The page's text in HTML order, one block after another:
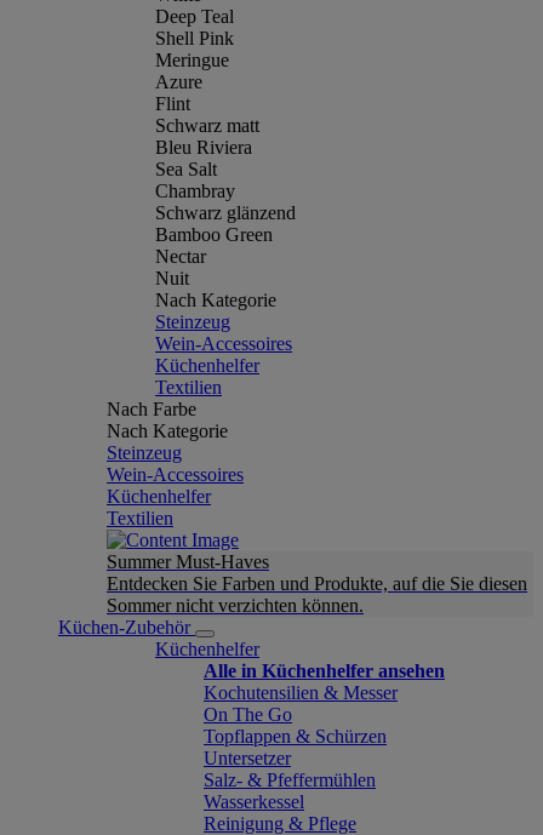
Deep Teal
Shell Pink
Meringue
Azure
Flint
Schwarz matt
Bleu Riviera
Sea Salt
Chambray
Schwarz glänzend
Bamboo Green
Nectar
Nuit
Nach Kategorie
Steinzeug
Wein-Accessoires
Küchenhelfer
Textilien
Nach Farbe
Nach Kategorie
Steinzeug
Wein-Accessoires
Küchenhelfer
Textilien
Summer Must-Haves
Entdecken Sie Farben und Produkte, auf die Sie diesen
Sommer nicht verzichten können.
Küchen-Zubehör
Küchenhelfer
Alle in Küchenhelfer ansehen
Kochutensilien & Messer
On The Go
Topflappen & Schürzen
Untersetzer
Salz- & Pfeffermühlen
Wasserkessel
Reinigung & Pflege